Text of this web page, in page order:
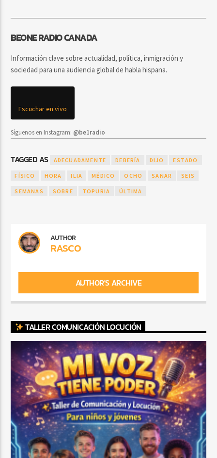
BEONE RADIO CANADA
Información clave sobre actualidad, política, inmigración y
sociedad para una audiencia global de habla hispana.
Escuchar en vivo
Síguenos en Instagram: @be1radio
TAGGED AS ADECUADAMENTE DEBERÍA DIJO ESTADO
FÍSICO HORA ILIA MÉDICO OCHO SANAR SEIS
SEMANAS SOBRE TOPURIA ÚLTIMA
AUTHOR
RASCO
AUTHOR'S ARCHIVE
TALLER COMUNICACIÓN LOCUCIÓN